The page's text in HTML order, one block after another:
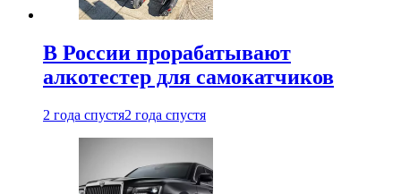
В России прорабатывают
алкотестер для самокатчиков
2 года спустя2 года спустя